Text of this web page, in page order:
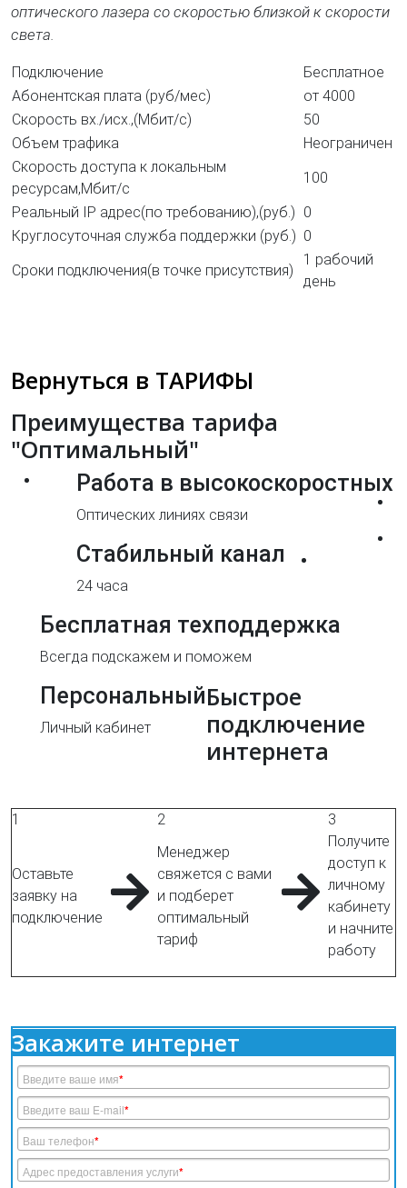
оптического лазера со скоростью близкой к скорости
света.
Подключение
Бесплатное
Абонентская плата (руб/мес)
от 4000
Скорость вх./исх.,(Мбит/c)
50
Объем трафика
Неограничен
Скорость доступа к локальным
ресурсам,Мбит/c
100
Реальный IP адрес(по требованию),(руб.) 0
Круглосуточная служба поддержки (руб.) 0
Сроки подключения(в точке присутствия)
1 рабочий
день
Вернуться в ТАРИФЫ
Преимущества тарифа
"Оптимальный"
Работа в высокоскоростных
Оптических линиях связи
Стабильный канал
24 часа
Бесплатная техподдержка
Всегда подскажем и поможем
Персональный
Личный кабинет
Быстрое
подключение
интернета
1 2 3
Оставьте
заявку на
подключение
Менеджер
свяжется с вами
и подберет
оптимальный
тариф
Получите
доступ к
личному
кабинету
и начните
работу
Закажите интернет
Введите ваше имя*
Введите ваш E-mail*
Ваш телефон*
Адрес предоставления услуги*